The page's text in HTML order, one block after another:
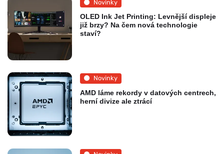
Novinky
OLED Ink Jet Printing: Levnější displeje
již brzy? Na čem nová technologie
staví?
Novinky
AMD láme rekordy v datových centrech,
herní divize ale ztrácí